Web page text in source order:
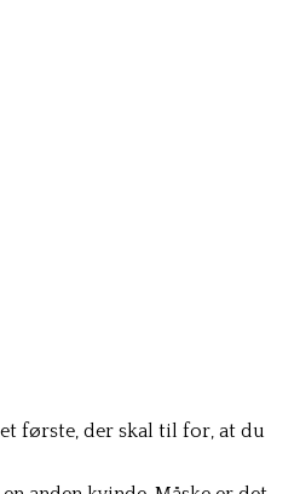
første, der skal til for, at du